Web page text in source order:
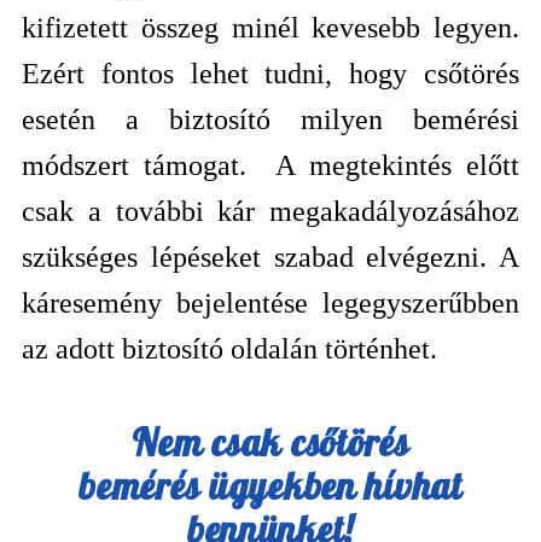
kifizetett összeg minél kevesebb legyen.
Ezért fontos lehet tudni, hogy csőtörés
esetén a biztosító milyen bemérési
módszert támogat. A megtekintés előtt
csak a további kár megakadályozásához
szükséges lépéseket szabad elvégezni. A
káresemény bejelentése legegyszerűbben
az adott biztosító oldalán történhet.
Nem csakcsőtörés
bemérésügyekben hívhat
bennünket!